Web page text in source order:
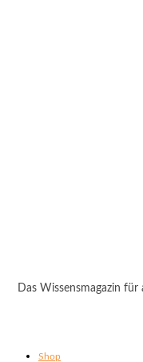
Das Wissensmagazin
Shop